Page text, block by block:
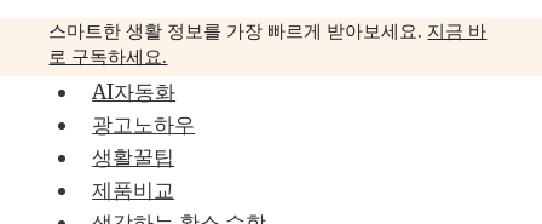
스마트한 생활 정보를 가장 빠르게 받아보세요. 지금 바
로 구독하세요.
AI자동화
광고노하우
생활꿀팁
제품비교